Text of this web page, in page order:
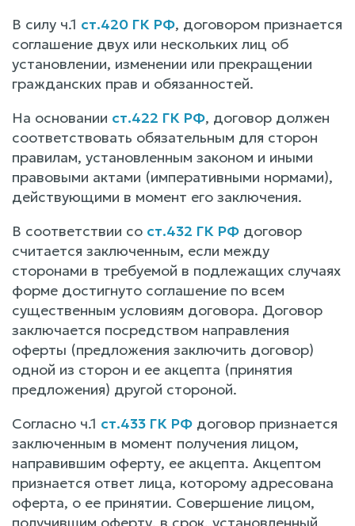
В силу ч.1 ст.420 ГК РФ, договором признается
соглашение двух или нескольких лиц об
установлении, изменении или прекращении
гражданских прав и обязанностей.
На основании ст.422 ГК РФ, договор должен
соответствовать обязательным для сторон
правилам, установленным законом и иными
правовыми актами (императивными нормами),
действующими в момент его заключения.
В соответствии со ст.432 ГК РФ договор
считается заключенным, если между
сторонами в требуемой в подлежащих случаях
форме достигнуто соглашение по всем
существенным условиям договора. Договор
заключается посредством направления
оферты (предложения заключить договор)
одной из сторон и ее акцепта (принятия
предложения) другой стороной.
Согласно ч.1 ст.433 ГК РФ договор признается
заключенным в момент получения лицом,
направившим оферту, ее акцепта. Акцептом
признается ответ лица, которому адресована
оферта, о ее принятии. Совершение лицом,
получившим оферту, в срок, установленный